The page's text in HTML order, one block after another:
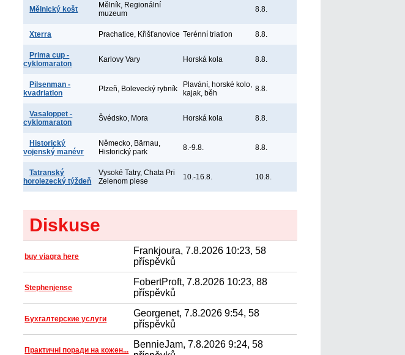
Mělnický košt
Mělník, Regionální
muzeum
8.8.
Xterra Prachatice, Křišťanovice Terénní triatlon 8.8.
Prima cup -
cyklomaraton
Karlovy Vary Horská kola 8.8.
Pilsenman -
kvadriatlon
Plzeň, Bolevecký rybník
Plavání, horské kolo,
kajak, běh
8.8.
Vasaloppet -
cyklomaraton
Švédsko, Mora Horská kola 8.8.
Historický
vojenský manévr
Německo, Bärnau,
Historický park
8.-9.8. 8.8.
Tatranský
horolezecký týždeň
Vysoké Tatry, Chata Pri
Zelenom plese
10.-16.8. 10.8.
Diskuse
buy viagra here
Frankjoura, 7.8.2026 10:23, 58
příspěvků
Stephenjense
FobertProft, 7.8.2026 10:23, 88
příspěvků
Бухгалтерские услуги
Georgenet, 7.8.2026 9:54, 58
příspěvků
Практичні поради на кожен...
BennieJam, 7.8.2026 9:24, 58